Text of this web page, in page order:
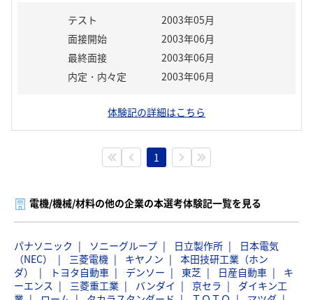
テスト
2003年05月
面接開始
2003年06月
最終面接
2003年06月
内定・内々定
2003年06月
体験記の詳細はこちら
1
電機/機械/材料の他の企業の本選考体験記一覧を見る
パナソニック ソニーグループ 日立製作所
日本電気
（NEC）
三菱電機 キヤノン
本田技研工業（ホン
ダ）
トヨタ自動車 デンソー 東芝 日産自動車
キ
ーエンス
三菱重工業 バンダイ 京セラ
ダイキン工